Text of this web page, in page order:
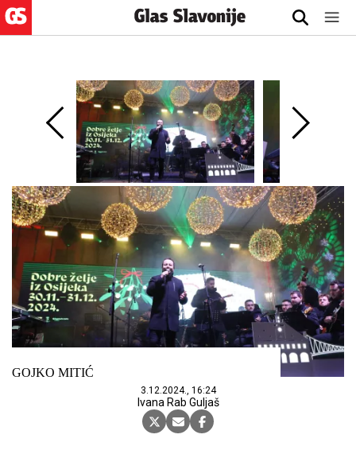
GOJKO MITIĆ
3.12.2024., 16:24
Ivana Rab Guljaš